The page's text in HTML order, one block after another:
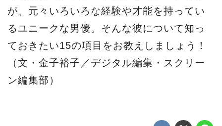
が、元々いろいろな経験や才能を持ってい
るユニークな男優。そんな彼について知っ
ておきたい15の項目をお教えしましょう！
（文・金子裕子／デジタル編集・スクリー
ン編集部）